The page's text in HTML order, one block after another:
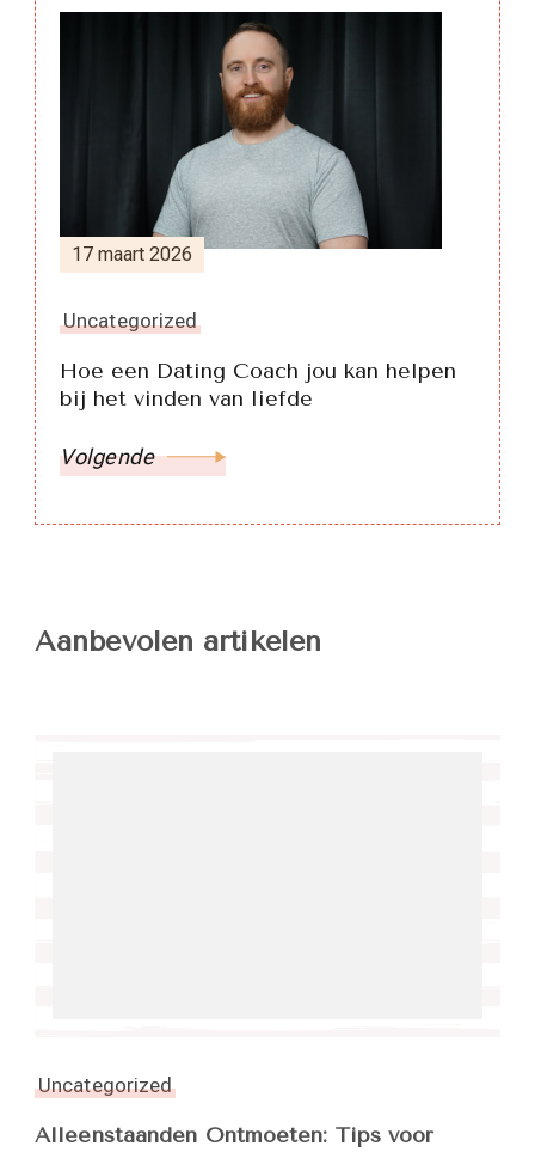
17 maart 2026
Uncategorized
Hoe een Dating Coach jou kan helpen
bij het vinden van liefde
Volgende
Aanbevolen artikelen
Uncategorized
Alleenstaanden Ontmoeten: Tips voor